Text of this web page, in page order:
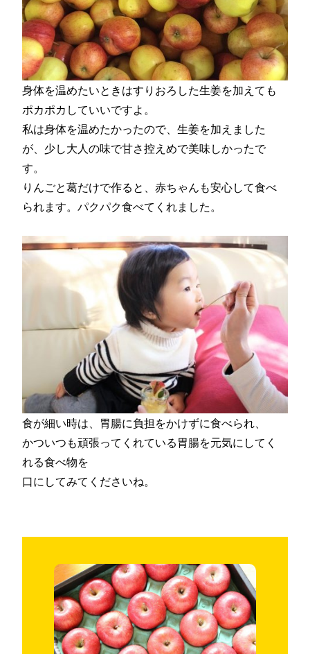
身体を温めたいときはすりおろした生姜を加えても
ポカポカしていいですよ。
私は身体を温めたかったので、生姜を加えました
が、少し大人の味で甘さ控えめで美味しかったで
す。
りんごと葛だけで作ると、赤ちゃんも安心して食べ
られます。パクパク食べてくれました。
食が細い時は、胃腸に負担をかけずに食べられ、
かついつも頑張ってくれている胃腸を元気にしてく
れる食べ物を
口にしてみてくださいね。